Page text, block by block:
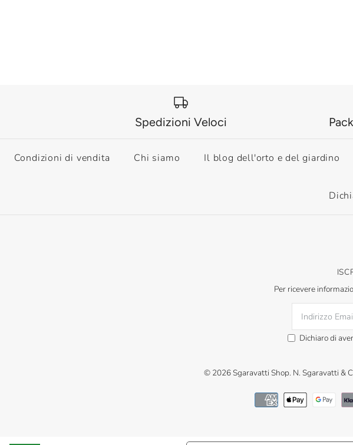
Spedizioni Veloci
Condizioni di vendita Chi siamo Il blog dell'orto e del giardino
Per ricevere
Dichiaro di
© 2026Sgaravatti Shop. N. Sgaravatti &